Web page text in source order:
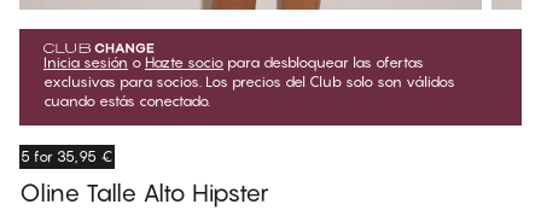
Inicia sesión o Hazte socio para desbloquear las ofertas
exclusivas para socios. Los precios del Club solo son válidos
cuando estás conectado.
5 for 35,95 €
Oline Talle Alto Hipster